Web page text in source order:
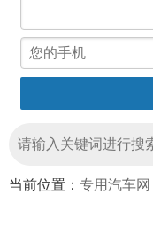
当前位置： 专用汽车网